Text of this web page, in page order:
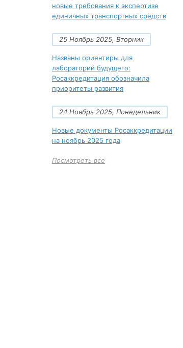
новые требования к экспертизе
единичных транспортных средств
25 Ноябрь 2025, Вторник
Названы ориентиры для
лабораторий будущего:
Росаккредитация обозначила
приоритеты развития
24 Ноябрь 2025, Понедельник
Новые документы Росаккредитации
на ноябрь 2025 года
Посмотреть все